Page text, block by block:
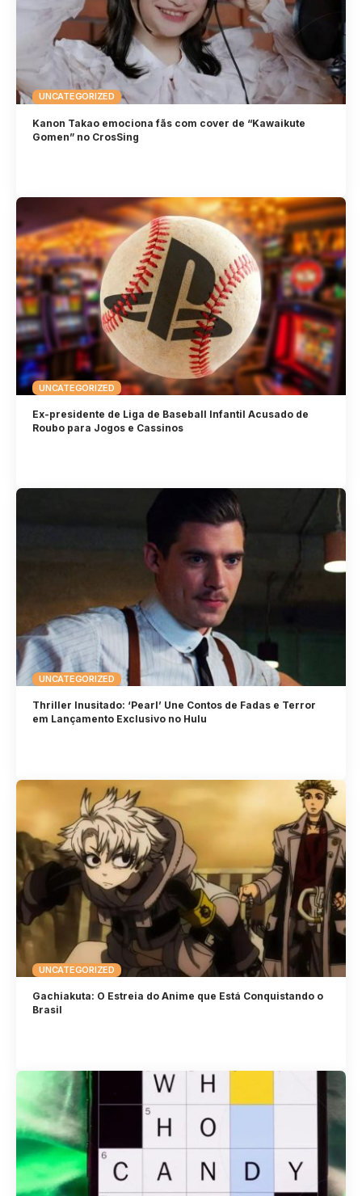
UNCATEGORIZED
Kanon Takao emociona fãs com cover de “Kawaikute
Gomen” no CrosSing
UNCATEGORIZED
Ex-presidente de Liga de Baseball Infantil Acusado de
Roubo para Jogos e Cassinos
UNCATEGORIZED
Thriller Inusitado: ‘Pearl’ Une Contos de Fadas e Terror
em Lançamento Exclusivo no Hulu
UNCATEGORIZED
Gachiakuta: O Estreia do Anime que Está Conquistando o
Brasil